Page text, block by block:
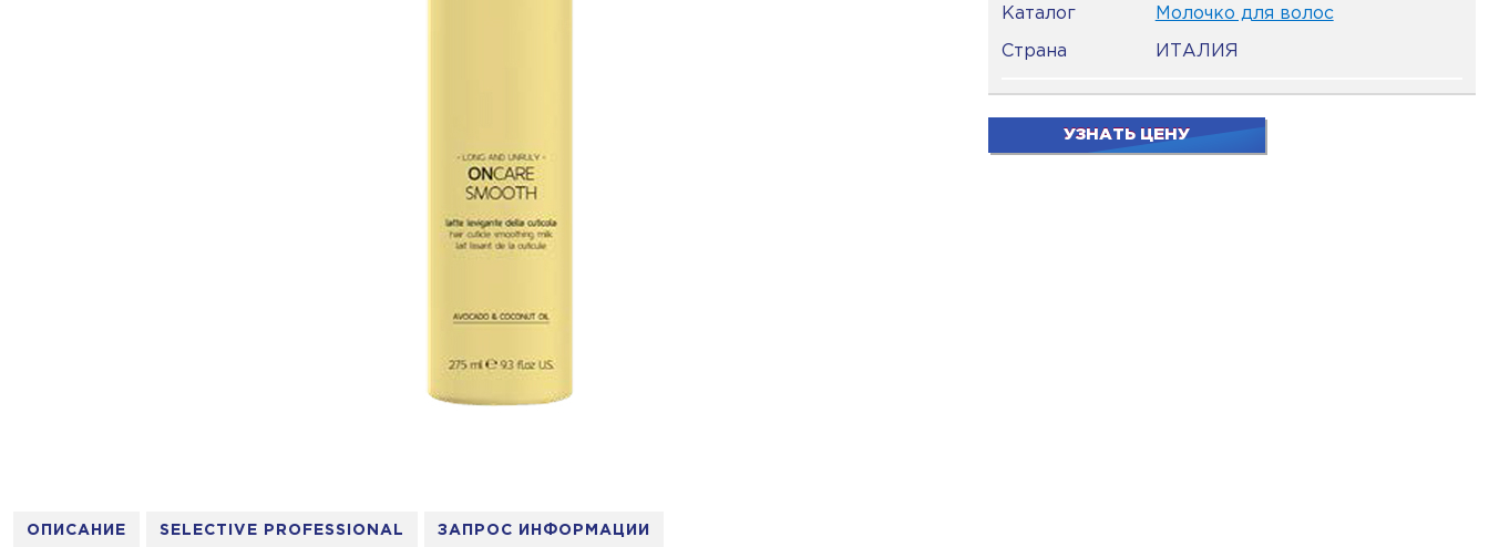
ОПИСАНИЕ SELECTIVE PROFESSIONAL ЗАПРОС ИНФОРМАЦИИ
Каталог Молочко для волос
Страна ИТАЛИЯ
УЗНАТЬ ЦЕНУ